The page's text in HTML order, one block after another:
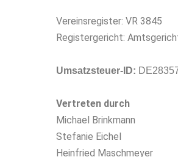
Vereinsregister: VR 3845
Registergericht:
Umsatzsteuer-ID:
Vertreten durch
Michael Brinkmann
Stefanie Eichel
Heinfried Maschmeyer